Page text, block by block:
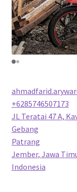
+6285746507173
JL Teratai 47 A,
Gebang
Patrang
Jember, Jawa
Indonesia